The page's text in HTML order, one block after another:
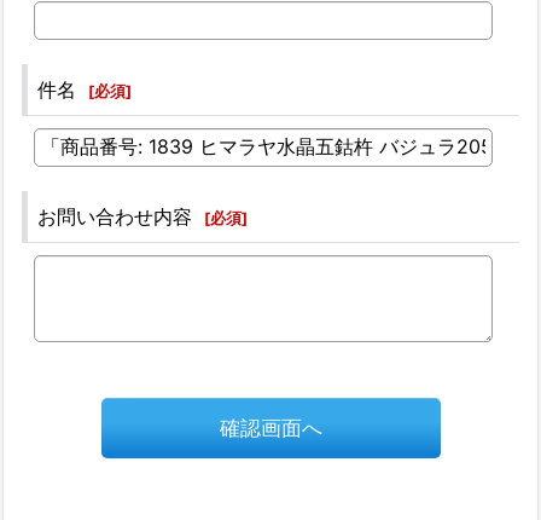
件名 [必須]
お問い合わせ内容 [必須]
確認画面へ